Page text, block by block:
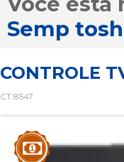
Semp
CONTROLE
CT 8547